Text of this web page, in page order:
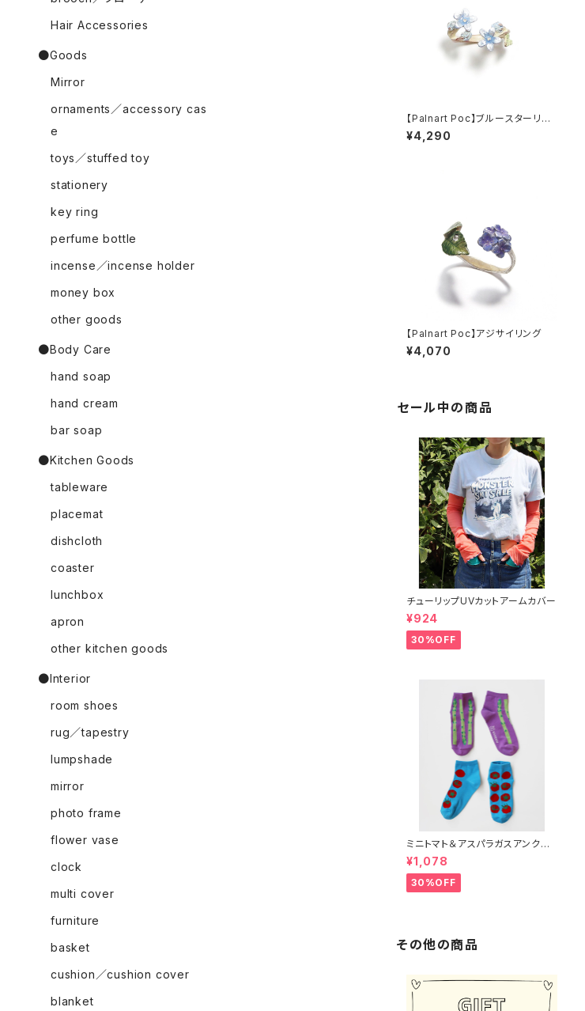
【Palnart Poc】ブルースターリン
グ
¥4,290
【Palnart Poc】アジサイリング
¥4,070
セール中の商品
チューリップUVカットアームカバー
¥924
30%OFF
ミニトマト＆アスパラガスアンクル
ソックス 2P
¥1,078
30%OFF
その他の商品
Hair Accessories
●Goods
Mirror
ornaments／accessory cas
e
toys／stuffed toy
stationery
key ring
perfume bottle
incense／incense holder
money box
other goods
●Body Care
hand soap
hand cream
bar soap
●Kitchen Goods
tableware
placemat
dishcloth
coaster
lunchbox
apron
other kitchen goods
●Interior
room shoes
rug／tapestry
lumpshade
mirror
photo frame
flower vase
clock
multi cover
furniture
basket
cushion／cushion cover
blanket